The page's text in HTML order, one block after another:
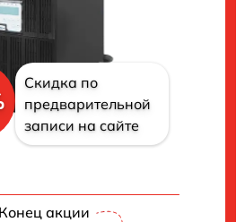
Скидка по
предварительной
записи на сайте
Конец акции